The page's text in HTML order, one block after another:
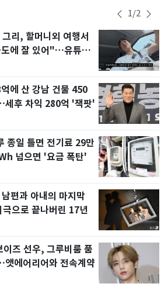
1/2
리, 할머니외 여행서
에 잘 있어"…유튜브
에 산 강남 건물 450
세후 차익 280억 '잭팟'
종일 틀면 전기료 29만
넘으면 '요금 폭탄'
편과 아내의 마지막
으로 끝나버린 17년
즈 선우, 그루비룸 품
에어리어와 전속계약